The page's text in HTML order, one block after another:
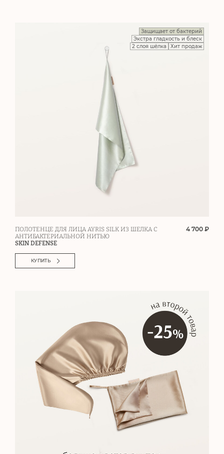
Защищает от бактерий
Экстра гладкость и блеск
2 слоя шёлка
Хит продаж
ПОЛОТЕНЦЕ ДЛЯ ЛИЦА AYRIS SILK ИЗ ШЕЛКА С
АНТИБАКТЕРИАЛЬНОЙ НИТЬЮ
SKIN DEFENSE
4 700 ₽
КУПИТЬ